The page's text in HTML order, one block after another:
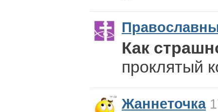
Как
проклятый
Жаннеточка